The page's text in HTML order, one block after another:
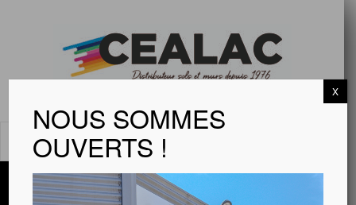
MENU
NOUS SOMMES
OUVERTS !
X